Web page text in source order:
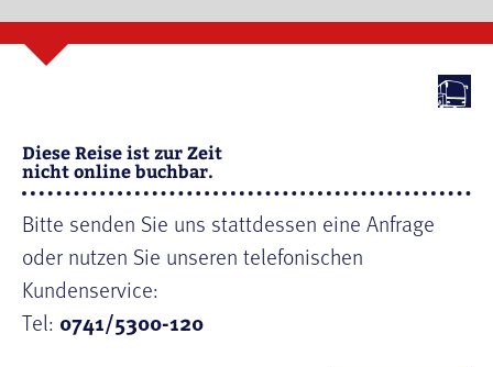
Diese Reise ist zur Zeit
nicht online buchbar.
Bitte senden Sie uns stattdessen eine Anfrage
oder nutzen Sie unseren telefonischen
Kundenservice:
Tel: 0741/5300-120